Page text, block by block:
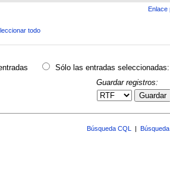
Enlace
todo
Sólo las entradas seleccionadas:
Guardar registros:
Guardar
Búsqueda CQL